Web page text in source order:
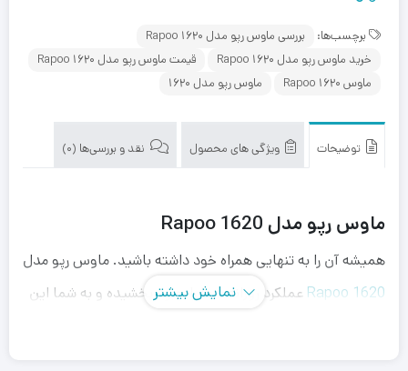
برچسب‌ها:
بررسی ماوس رپو مدل Rapoo 1620
خرید ماوس رپو مدل Rapoo 1620
قیمت ماوس رپو مدل Rapoo 1620
ماوس Rapoo 1620
ماوس رپو مدل 1620
توضیحات ویژگی های محصول نقد و بررسی‌ها (0)
ماوس رپو مدل Rapoo 1620
همیشه آن را به تنهایی همراه خود داشته باشید. ماوس رپو مدل
Rapoo 1620 عملکرد روزانه شما را بهبود بخشیده و به شما این
نمایش بیشتر